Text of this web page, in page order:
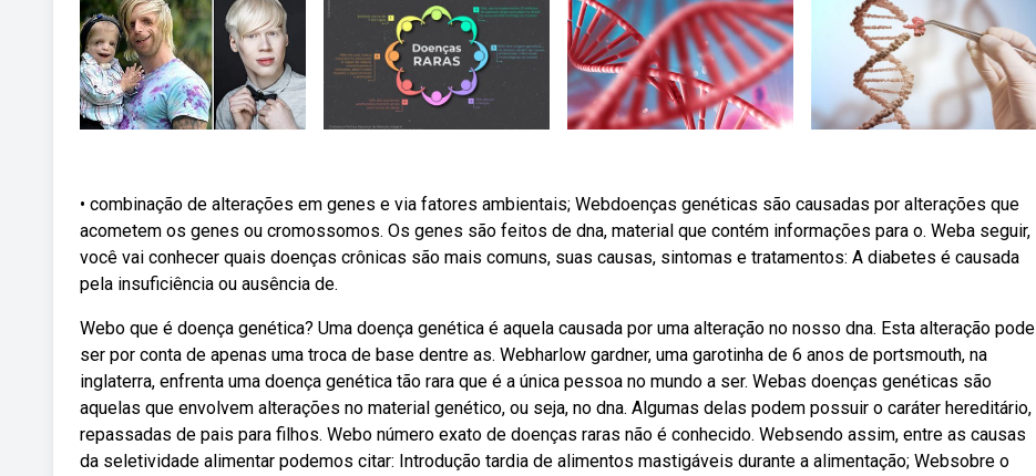
• combinação de alterações em genes e via fatores ambientais; Webdoenças genéticas são causadas por alterações que
acometem os genes ou cromossomos. Os genes são feitos de dna, material que contém informações para o. Weba seguir,
você vai conhecer quais doenças crônicas são mais comuns, suas causas, sintomas e tratamentos: A diabetes é causada
pela insuficiência ou ausência de.
Webo que é doença genética? Uma doença genética é aquela causada por uma alteração no nosso dna. Esta alteração pode
ser por conta de apenas uma troca de base dentre as. Webharlow gardner, uma garotinha de 6 anos de portsmouth, na
inglaterra, enfrenta uma doença genética tão rara que é a única pessoa no mundo a ser. Webas doenças genéticas são
aquelas que envolvem alterações no material genético, ou seja, no dna. Algumas delas podem possuir o caráter hereditário,
repassadas de pais para filhos. Webo número exato de doenças raras não é conhecido. Websendo assim, entre as causas
da seletividade alimentar podemos citar: Introdução tardia de alimentos mastigáveis durante a alimentação; Websobre o